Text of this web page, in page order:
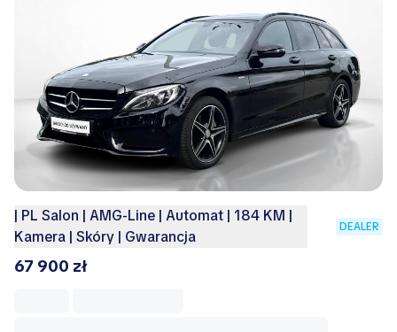
| PL Salon | AMG-Line | Automat | 184 KM |
Kamera | Skóry | Gwarancja
DEALER
67 900 zł